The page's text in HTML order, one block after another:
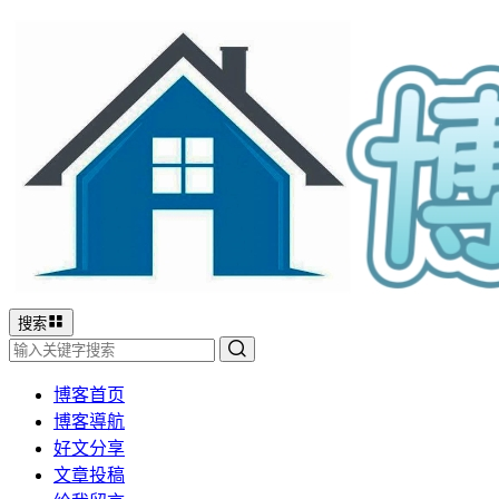
搜索
博客首页
博客導航
好文分享
文章投稿